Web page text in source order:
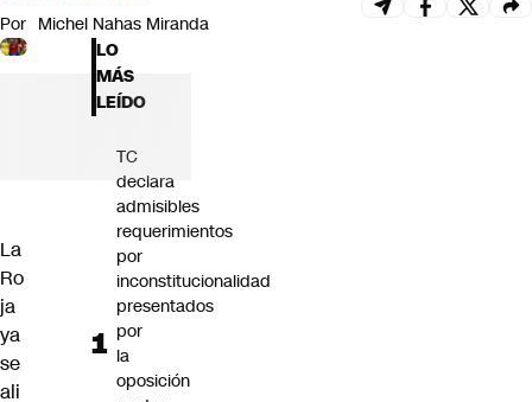
Por Michel Nahas Miranda
La
Ro
ja
ya
se
ali
LO
MÁS
LEÍDO
TC
declara
admisibles
requerimientos
por
inconstitucionalidad
presentados
por
la
oposición